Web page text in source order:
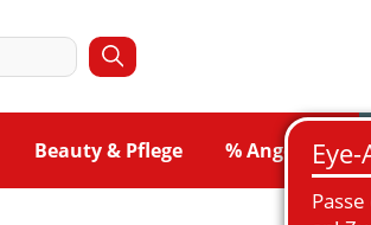
Beauty & Pflege % Angebote